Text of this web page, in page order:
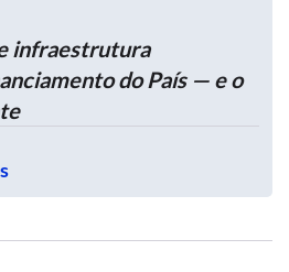
infraestrutura
do País — e o